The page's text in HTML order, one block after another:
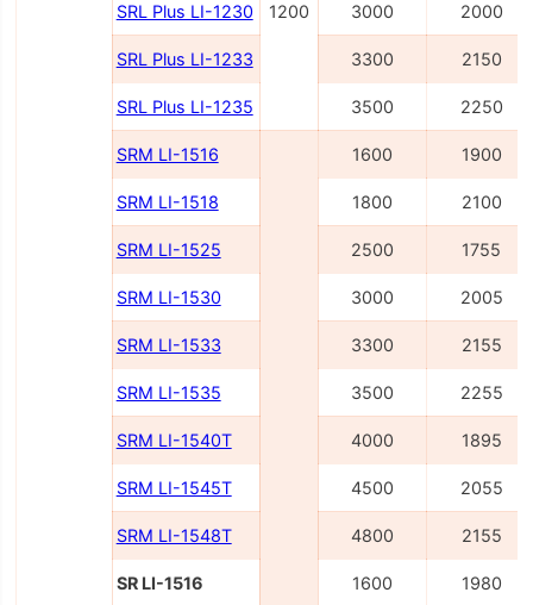
1200
SRL Plus LI-1230 3000 2000
SRL Plus LI-1233 3300 2150
SRL Plus LI-1235 3500 2250
SRM LI-1516 1600 1900
SRM LI-1518 1800 2100
SRM LI-1525 2500 1755
SRM LI-1530 3000 2005
SRM LI-1533 3300 2155
SRM LI-1535 3500 2255
SRM LI-1540Т 4000 1895
SRM LI-1545Т 4500 2055
SRM LI-1548Т 4800 2155
SR LI-1516 1600 1980